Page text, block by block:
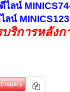
ไลน์
ลน์ MINICS123
บริการหลัง